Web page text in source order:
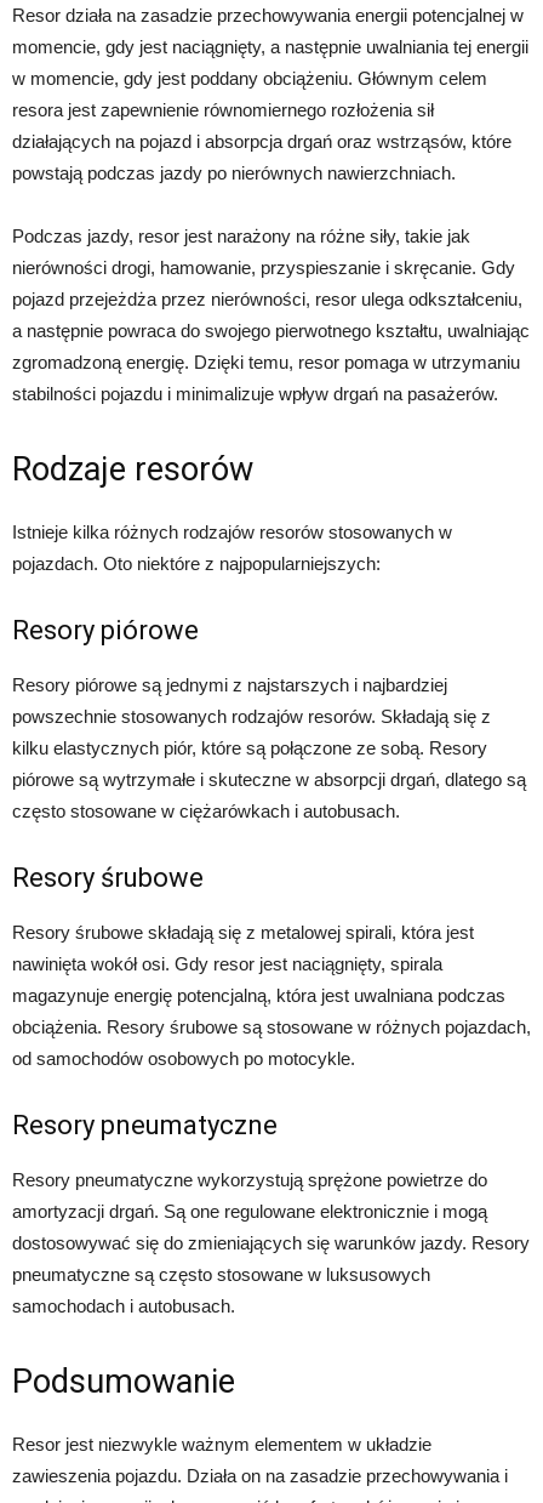
Resor działa na zasadzie przechowywania energii potencjalnej w
momencie, gdy jest naciągnięty, a następnie uwalniania tej energii
w momencie, gdy jest poddany obciążeniu. Głównym celem
resora jest zapewnienie równomiernego rozłożenia sił
działających na pojazd i absorpcja drgań oraz wstrząsów, które
powstają podczas jazdy po nierównych nawierzchniach.
Podczas jazdy, resor jest narażony na różne siły, takie jak
nierówności drogi, hamowanie, przyspieszanie i skręcanie. Gdy
pojazd przejeżdża przez nierówności, resor ulega odkształceniu,
a następnie powraca do swojego pierwotnego kształtu, uwalniając
zgromadzoną energię. Dzięki temu, resor pomaga w utrzymaniu
stabilności pojazdu i minimalizuje wpływ drgań na pasażerów.
Rodzaje resorów
Istnieje kilka różnych rodzajów resorów stosowanych w
pojazdach. Oto niektóre z najpopularniejszych:
Resory piórowe
Resory piórowe są jednymi z najstarszych i najbardziej
powszechnie stosowanych rodzajów resorów. Składają się z
kilku elastycznych piór, które są połączone ze sobą. Resory
piórowe są wytrzymałe i skuteczne w absorpcji drgań, dlatego są
często stosowane w ciężarówkach i autobusach.
Resory śrubowe
Resory śrubowe składają się z metalowej spirali, która jest
nawinięta wokół osi. Gdy resor jest naciągnięty, spirala
magazynuje energię potencjalną, która jest uwalniana podczas
obciążenia. Resory śrubowe są stosowane w różnych pojazdach,
od samochodów osobowych po motocykle.
Resory pneumatyczne
Resory pneumatyczne wykorzystują sprężone powietrze do
amortyzacji drgań. Są one regulowane elektronicznie i mogą
dostosowywać się do zmieniających się warunków jazdy. Resory
pneumatyczne są często stosowane w luksusowych
samochodach i autobusach.
Podsumowanie
Resor jest niezwykle ważnym elementem w układzie
zawieszenia pojazdu. Działa on na zasadzie przechowywania i